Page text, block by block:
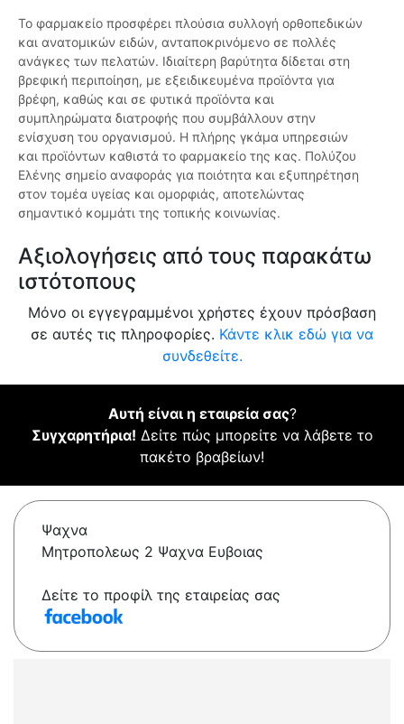
Το φαρμακείο προσφέρει πλούσια συλλογή ορθοπεδικών
και ανατομικών ειδών, ανταποκρινόμενο σε πολλές
ανάγκες των πελατών. Ιδιαίτερη βαρύτητα δίδεται στη
βρεφική περιποίηση, με εξειδικευμένα προϊόντα για
βρέφη, καθώς και σε φυτικά προϊόντα και
συμπληρώματα διατροφής που συμβάλλουν στην
ενίσχυση του οργανισμού. Η πλήρης γκάμα υπηρεσιών
και προϊόντων καθιστά το φαρμακείο της κας. Πολύζου
Ελένης σημείο αναφοράς για ποιότητα και εξυπηρέτηση
στον τομέα υγείας και ομορφιάς, αποτελώντας
σημαντικό κομμάτι της τοπικής κοινωνίας.
Αξιολογήσεις από τους παρακάτω
ιστότοπους
Μόνο οι εγγεγραμμένοι χρήστες έχουν πρόσβαση
σε αυτές τις πληροφορίες. Κάντε κλικ εδώ για να
συνδεθείτε.
Αυτή είναι η εταιρεία σας?
Συγχαρητήρια! Δείτε πώς μπορείτε να λάβετε το
πακέτο βραβείων!
Ψαχνα
Μητροπολεως 2 Ψαχνα Ευβοιας
Δείτε το προφίλ της εταιρείας σας